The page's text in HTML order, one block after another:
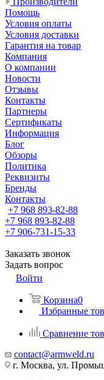
Помощь
Условия оплаты
Условия доставки
Гарантия на товар
Компания
О компании
Новости
Отзывы
Контакты
Партнеры
Сертификаты
Информация
Блог
Обзоры
Политика
Реквизиты
Бренды
Контакты
+7 968 893-82-88
+7 968 893-82-88
+7 906-731-15-33
Заказать звонок
Задать вопрос
Войти
Корзина0
Избранные
Сравнение
contact@armweld.ru
г. Москва, ул.